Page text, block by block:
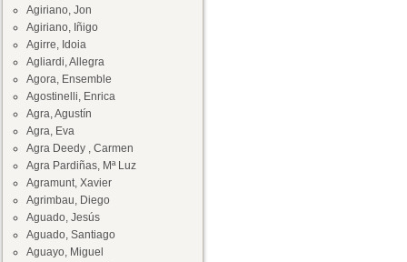
Agiriano, Jon
Agiriano, Iñigo
Agirre, Idoia
Agliardi, Allegra
Agora, Ensemble
Agostinelli, Enrica
Agra, Agustín
Agra, Eva
Agra Deedy , Carmen
Agra Pardiñas, Mª Luz
Agramunt, Xavier
Agrimbau, Diego
Aguado, Jesús
Aguado, Santiago
Aguayo, Miguel